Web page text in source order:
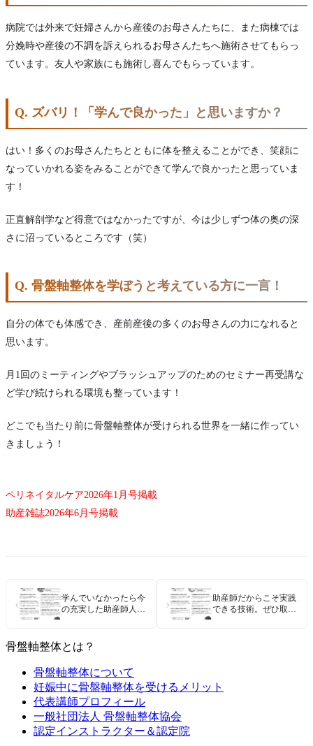
病院では外来で妊婦さんから産後のお母さんたちに、また病棟では
分娩時や産後の不調を訴えられるお母さんたちへ施術させてもらっ
ています。友人や家族にも施術し喜んでもらっています。
Q. ズバリ！「学んで良かった」と思いますか？
はい！多くのお母さんたちとともに体を整えることができ、笑顔に
なっていかれる姿をみることができて学んで良かったと思っていま
す！
正直解剖学など得意ではなかったですが、今は少しずつ体の奥の深
さに沼っているところです（笑）
Q. 骨盤軸整体を学ぼうと考えている方に一言！
自分の体でも体感でき、産前産後の多くのお母さんの力になれると
思います。
月1回のミーティングやブラッシュアップのためのセミナー再受講な
ど学び続けられる環境も整っています！
どこでも当たり前に骨盤軸整体が受けられる世界を一緒に作ってい
きましょう！
ペリネイタルケア2026年1月号掲載
助産雑誌2026年6月号掲載
‹
学んでいなかったら今
の充実した助産師人生
助産師だからこそ実践
できる技術。ぜひ取り
›
骨盤軸整体とは？
骨盤軸整体について
妊娠中に骨盤軸整体を受けるメリット
代表講師プロフィール
一般社団法人 骨盤軸整体協会
認定インストラクター＆認定院